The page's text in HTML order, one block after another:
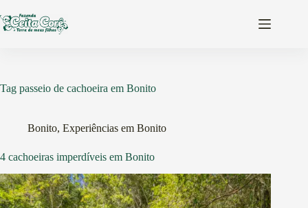
para
o
Tag passeio de cachoeira em Bonito
Bonito, Experiências em Bonito
4 cachoeiras imperdíveis em Bonito